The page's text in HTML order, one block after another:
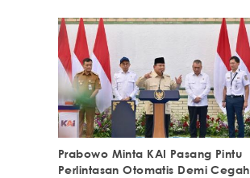
Prabowo Minta KAI Pasang Pintu
Perlintasan Otomatis Demi Cegah